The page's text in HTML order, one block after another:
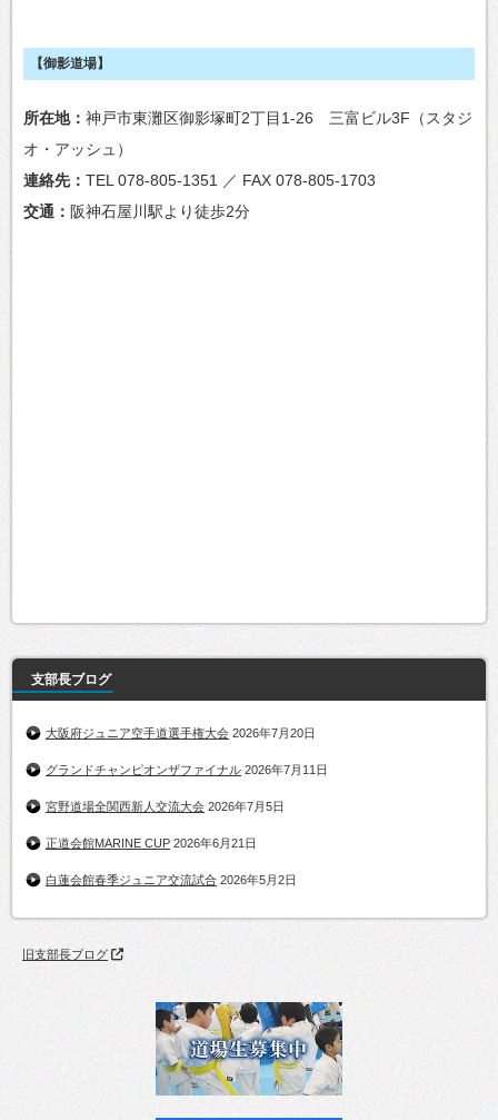
【御影道場】
所在地
神戸市東灘区御影塚町2丁目1-26 三富ビル3F（スタジ
オ・アッシュ）
連絡先
TEL 078-805-1351 ／ FAX 078-805-1703
交通
阪神石屋川駅より徒歩2分
支部長ブログ
大阪府ジュニア空手道選手権大会 2026年7月20日
グランドチャンピオンザファイナル 2026年7月11日
宮野道場全関西新人交流大会 2026年7月5日
正道会館MARINE CUP 2026年6月21日
白蓮会館春季ジュニア交流試合 2026年5月2日
旧支部長ブログ